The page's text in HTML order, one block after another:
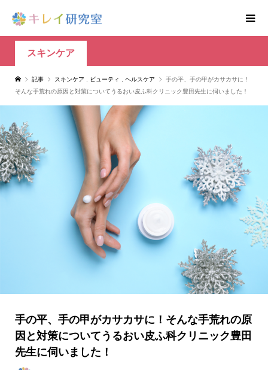
スキンケア
記事 スキンケア ビューティ ヘルスケア
手の平、手の甲がカサカサに！
そんな手荒れの原因と対策についてうるおい皮ふ科クリニック豊田先生に伺いました！
手の平、手の甲がカサカサに！そんな手荒れの原
因と対策についてうるおい皮ふ科クリニック豊田
先生に伺いました！